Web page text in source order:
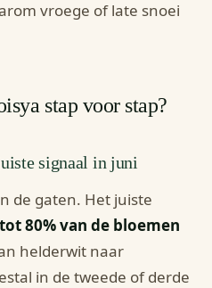
vroege of late snoei
stap voor stap?
signaal in juni
de gaten. Het juiste
80% van de bloemen
helderwit naar
in de tweede of derde